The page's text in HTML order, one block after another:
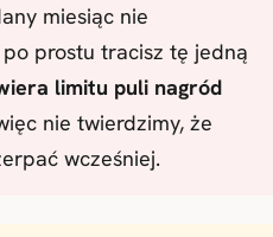
miesiąc nie
prostu tracisz tę jedną
limitu puli nagród
nie twierdzimy, że
wcześniej.